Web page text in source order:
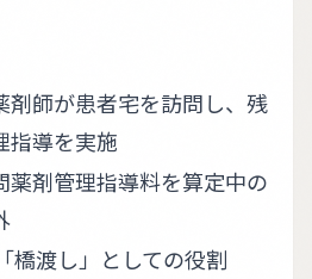
剤師が患者宅を訪問し、残
指導を実施
薬剤管理指導料を算定中の
橋渡し」としての役割